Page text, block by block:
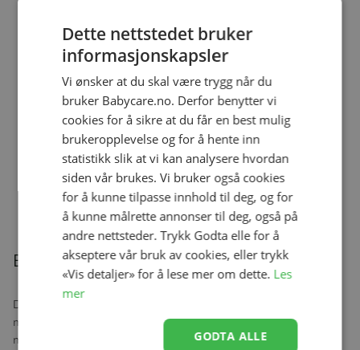
Ullbody, Helledussen, Deep Oak
kr 279,00kr 167,40
Ullongs, Helledussen, Navy
kr 279,00kr 167,40
Beskrivelse
Denne nydelige lampen fra A Little Lovely Company holder
monstrene borte på natten samtidig som den er dekorativ - både
med lyset av eller på.
Dette nettstedet bruker
informasjonskapsler
Vi ønsker at du skal være trygg når du
bruker Babycare.no. Derfor benytter vi
cookies for å sikre at du får en best mulig
brukeropplevelse og for å hente inn
statistikk slik at vi kan analysere hvordan
siden vår brukes. Vi bruker også cookies
for å kunne tilpasse innhold til deg, og for
å kunne målrette annonser til deg, også på
andre nettsteder. Trykk Godta elle for å
akseptere vår bruk av cookies, eller trykk
«Vis detaljer» for å lese mer om dette. Les
mer
GODTA ALLE